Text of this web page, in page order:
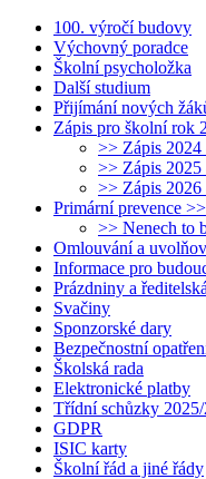
100. výročí budovy
Výchovný poradce
Školní psycholožka
Další studium
Přijímání nových
Zápis pro školní rok
>> Zápis 2024
>> Zápis 2025
>> Zápis 2026
Primární prevence >>
>> Nenech to
Omlouvání a
Informace pro
Prázdniny a
Svačiny
Sponzorské dary
Bezpečnostní
Školská rada
Elektronické platby
Třídní schůzky
GDPR
ISIC karty
Školní řád a jiné řády